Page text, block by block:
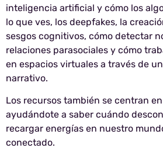
inteligencia artificial y cómo los
lo que ves, los deepfakes, la
sesgos cognitivos, cómo detectar
relaciones parasociales y cómo
en espacios virtuales a través de
narrativo.
Los recursos también se centran
ayudándote a saber cuándo
recargar energías en nuestro
conectado.